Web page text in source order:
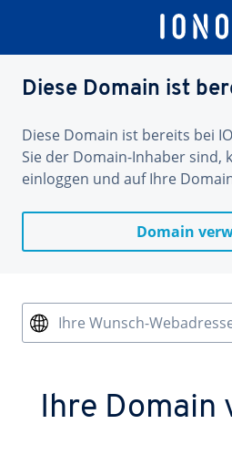
Diese Domain ist
Diese Domain ist bereits bei
Sie der Domain-Inhaber sind,
einloggen und auf Ihre
Domain
Ihre Wunsch-
Ihre Domain